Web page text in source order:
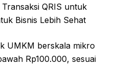
UMKM berskala mikro
Rp100.000, sesuai